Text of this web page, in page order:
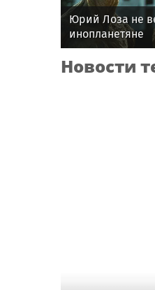
Юрий Лоза не
инопланетяне
Новости